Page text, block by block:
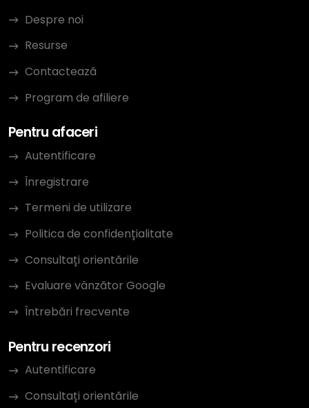
Despre noi
Resurse
Contactează
Program de afiliere
Pentru afaceri
Autentificare
Înregistrare
Termeni de utilizare
Politica de confidențialitate
Consultați orientările
Evaluare vânzător Google
Întrebări frecvente
Pentru recenzori
Autentificare
Consultați orientările